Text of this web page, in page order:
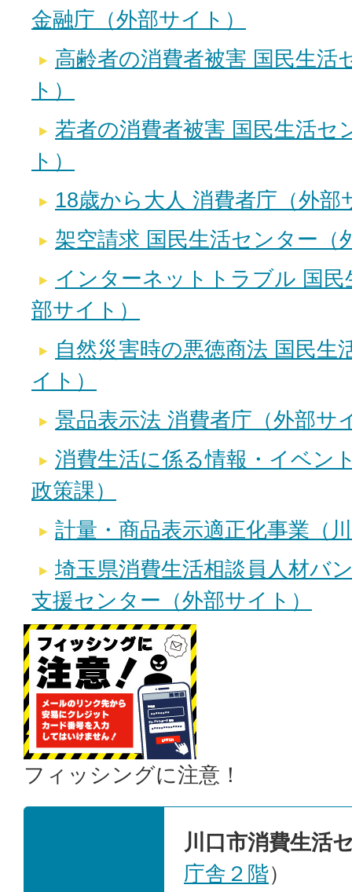
金融庁（外部サイト）
高齢者の消費者被害 国民生活
ト）
若者の消費者被害 国民生活セ
ト）
18歳から大人 消費者庁（外部
架空請求 国民生活センター（
インターネットトラブル 国
部サイト）
自然災害時の悪徳商法 国民生
イト）
景品表示法 消費者庁（外部サ
消費生活に係る情報・イベン
政策課）
計量・商品表示適正化事業（
埼玉県消費生活相談員人材バ
支援センター（外部サイト）
フィッシングに注意！
川口市消費生活
庁舎２階）